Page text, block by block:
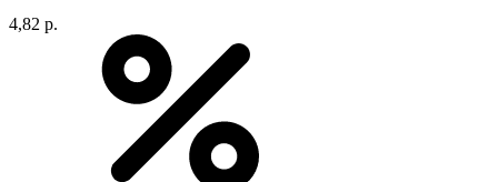
4,82 р.